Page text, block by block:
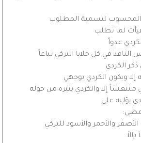
المحسوب لتسمية المطلوب
لما تطلب
عدواً
النافذ في كل خلايا التركي تباعاً
ذكر الكردي
ويكون الكردي بوجهي
إلا والكردي يثيره من حوله
يؤلبه علي
والأحمر والأسود للتركي